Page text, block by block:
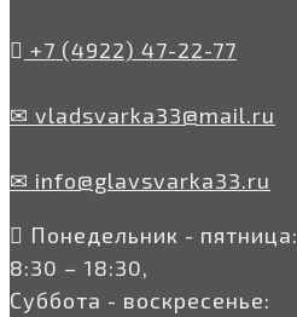
+7 (4922) 47-22-77
✉ vladsvarka33@mail.ru
✉ info@glavsvarka33.ru
Понедельник - пятница:
8:30 – 18:30,
Суббота - воскресенье: